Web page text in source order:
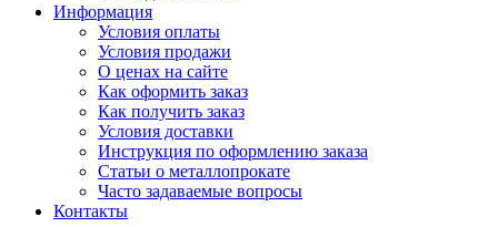
Информация
Условия оплаты
Условия продажи
О ценах на сайте
Как оформить заказ
Как получить заказ
Условия доставки
Инструкция по оформлению заказа
Статьи о металлопрокате
Часто задаваемые вопросы
Контакты